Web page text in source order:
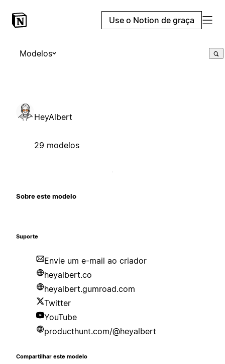
Use o Notion de graça
Modelos
HeyAlbert
29 modelos
Sobre este modelo
Suporte
Envie um e-mail ao criador
heyalbert.co
heyalbert.gumroad.com
Twitter
YouTube
producthunt.com/@heyalbert
Compartilhar este modelo